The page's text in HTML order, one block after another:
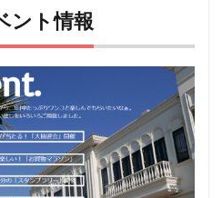
ント情報